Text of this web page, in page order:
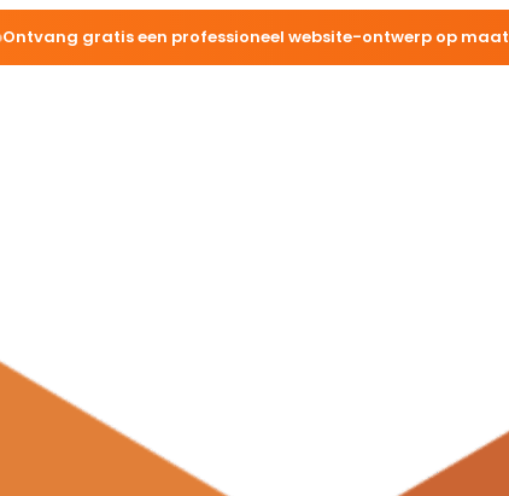
Ontvang gratis een professioneel website-ontwerp op maat